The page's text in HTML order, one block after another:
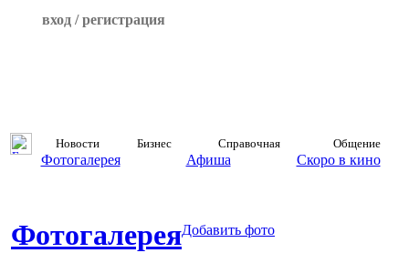
вход / регистрация
Новости Бизнес Справочная Общение
Фотогалерея Афиша Скоро в кино
ФотогалереяДобавить фото